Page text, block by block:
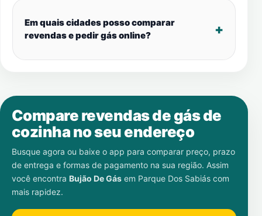
Em quais cidades posso comparar
revendas e pedir gás online?
Compare revendas de gás de
cozinha no seu endereço
Busque agora ou baixe o app para comparar preço, prazo
de entrega e formas de pagamento na sua região. Assim
você encontra Bujão De Gás em Parque Dos Sabiás com
mais rapidez.